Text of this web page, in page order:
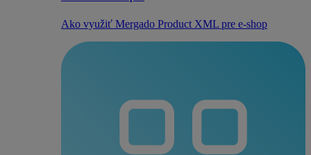
Ako využiť Mergado Product XML pre e‑shop